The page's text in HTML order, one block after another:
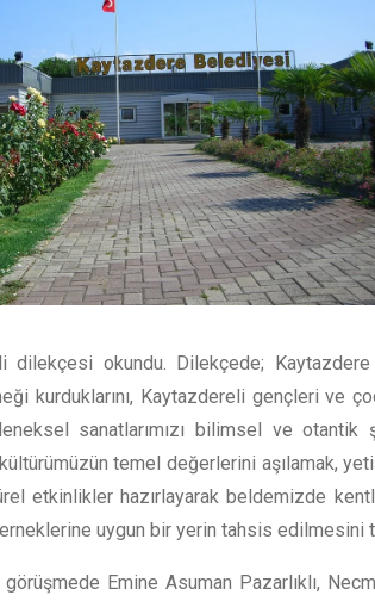
dilekçesi okundu. Dilekçede;
kurduklarını, Kaytazdereli gençleri ve
sanatlarımızı bilimsel ve
temel değerlerini aşılamak,
etkinlikler hazırlayarak beldemizde
uygun bir yerin tahsis edilmesini
Emine Asuman Pazarlıklı,